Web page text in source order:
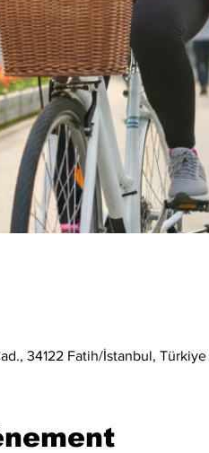
34122 Fatih/İstanbul, Türkiye